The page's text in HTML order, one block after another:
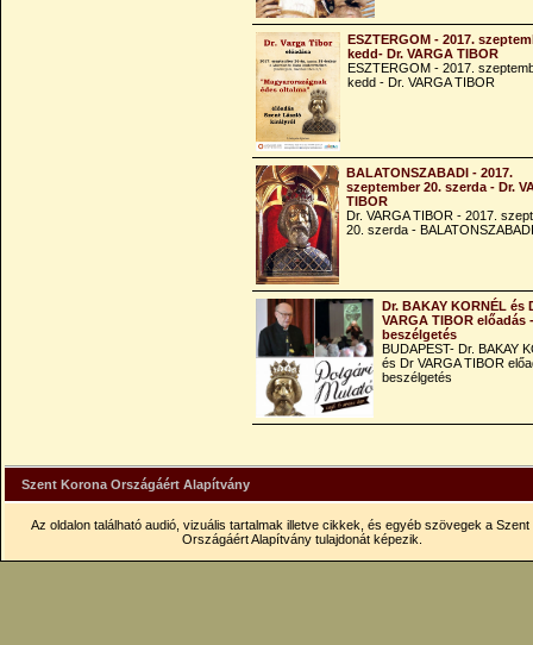
ESZTERGOM - 2017.
kedd- Dr. VARGA TIBOR
ESZTERGOM - 2017.
kedd - Dr. VARGA TIBOR
BALATONSZABADI - 2017.
szeptember 20. szerda - Dr.
TIBOR
Dr. VARGA TIBOR - 2017.
20. szerda - BALATONSZABADI
Dr. BAKAY KORNÉL és
VARGA TIBOR előadás -
beszélgetés
BUDAPEST- Dr. BAKAY
és Dr VARGA TIBOR
beszélgetés
Szent Korona Országáért Alapítvány
Az oldalon található audió, vizuális tartalmak illetve cikkek, és egyéb szövegek a Szent
Országáért Alapítvány tulajdonát képezik.